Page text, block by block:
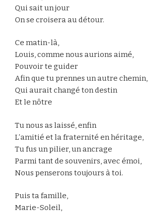
Qui sait un jour
On se croisera au détour.
Ce matin-là,
Louis, comme nous aurions aimé,
Pouvoir te guider
Afin que tu prennes un autre chemin,
Qui aurait changé ton destin
Et le nôtre
Tu nous as laissé, enfin
L’amitié et la fraternité en héritage,
Tu fus un pilier, un ancrage
Parmi tant de souvenirs, avec émoi,
Nous penserons toujours à toi.
Puis ta famille,
Marie-Soleil,